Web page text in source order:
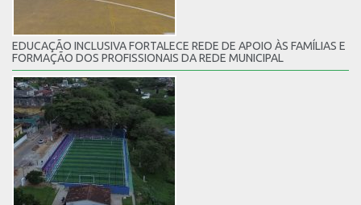
EDUCAÇÃO INCLUSIVA FORTALECE REDE DE APOIO ÀS FAMÍLIAS E
FORMAÇÃO DOS PROFISSIONAIS DA REDE MUNICIPAL